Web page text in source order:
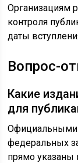
Организациям
контроля
даты
Вопрос-
Какие
для
Официальными
федеральных
прямо указаны